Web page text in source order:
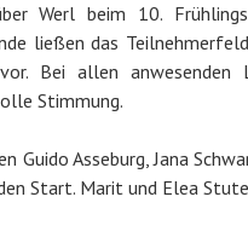
Werl beim 10.
ließen das
Bei allen anwesenden
Stimmung.
Guido Asseburg, Jana
Start. Marit und Elea